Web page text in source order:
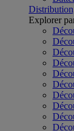
Explorer